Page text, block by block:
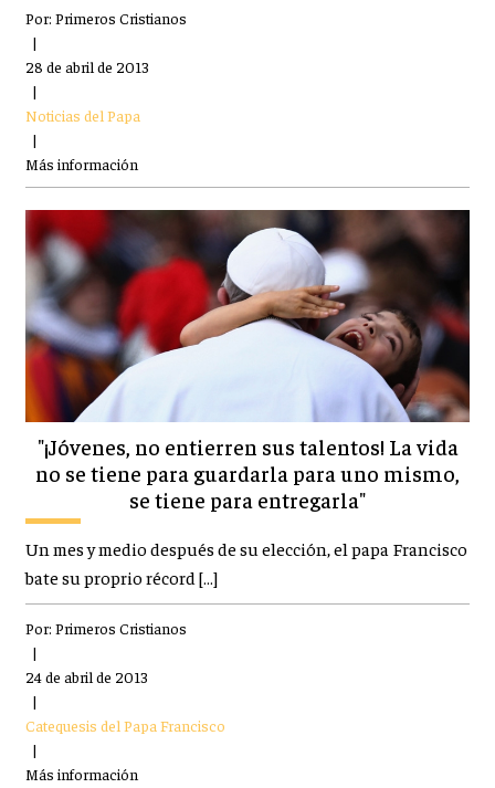
Por: Primeros Cristianos
|
28 de abril de 2013
|
Noticias del Papa
|
Más información
"¡Jóvenes, no entierren sus talentos! La vida
no se tiene para guardarla para uno mismo,
se tiene para entregarla"
Un mes y medio después de su elección, el papa Francisco
bate su proprio récord […]
Por: Primeros Cristianos
|
24 de abril de 2013
|
Catequesis del Papa Francisco
|
Más información